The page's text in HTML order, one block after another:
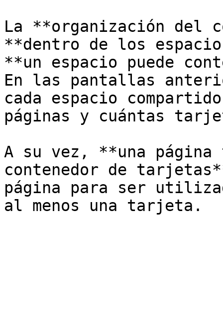
La **organización del
**dentro de los
**un espacio puede
En las pantallas
cada espacio
páginas y cuántas
A su vez, **una página
contenedor de
página para ser